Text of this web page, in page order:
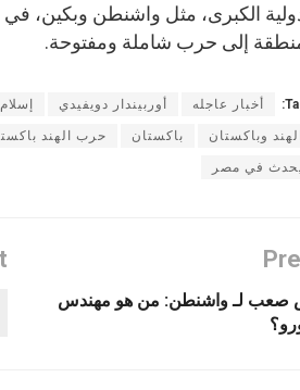
الكبرى، مثل واشنطن وبكين، في
إلى حرب شاملة ومفتوحة.
أخبار عاجله أوربيندار دويفيدي
الهند وباكستان باكستان حرب الهند
في مصر
صعب لـ واشنطن: من هو مهندس